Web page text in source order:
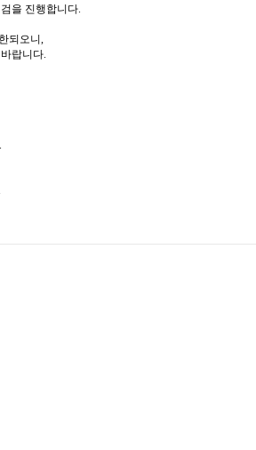
을 진행합니다.
되오니,
랍니다.